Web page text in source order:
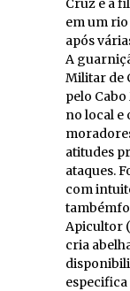
Cruz e a
em um
após
A
Militar de
pelo
no local e
atitudes
ataques.
com
Apicultor
cria